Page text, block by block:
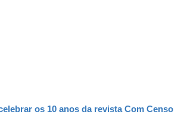
os 10 anos da revista Com Censo